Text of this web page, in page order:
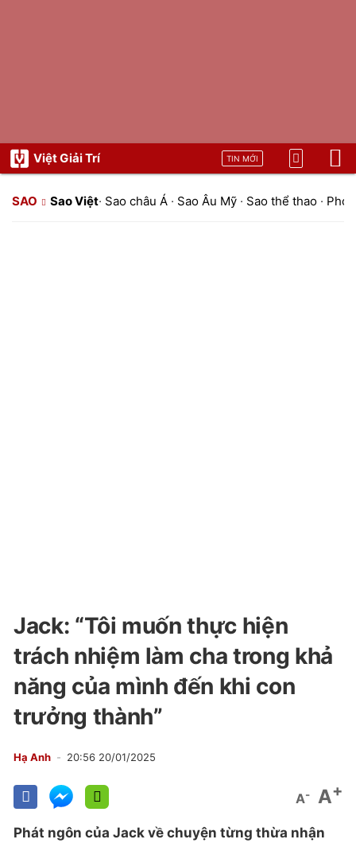
Việt Giải Trí TIN MỚI
SAO Sao Việt· Sao châu Á · Sao Âu Mỹ · Sao thể thao ·
Jack: “Tôi muốn thực hiện
trách nhiệm làm cha trong khả
năng của mình đến khi con
trưởng thành”
Hạ Anh 20:56 20/01/2025
A- A+
Phát ngôn của Jack về chuyện từng thừa nhận